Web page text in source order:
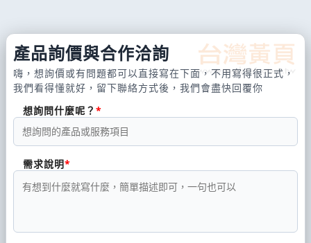
產品詢價與合作洽詢
嗨，想詢價或有問題都可以直接寫在下面，不用寫得很正式，
我們看得懂就好，留下聯絡方式後，我們會盡快回覆你
想詢問什麼呢？
需求說明